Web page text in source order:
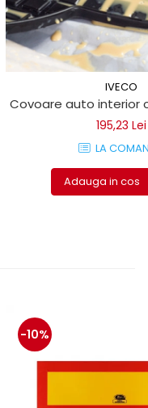
120
IVECO
Covoare auto interior
195,23 Lei
LA
Adauga in cos
-10%